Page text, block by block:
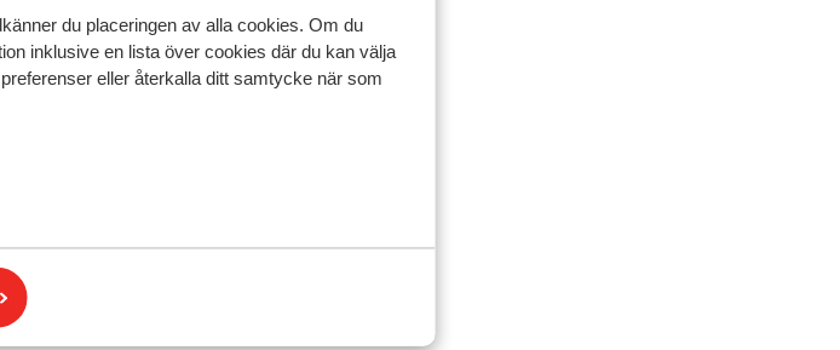
du placeringen av alla cookies. Om du
inklusive en lista över cookies där du kan välja
eller återkalla ditt samtycke när som
att du meddelar oss detta. Vi
för överföring.
kontakta oss för mer information.
i den normala transporten. Ibland
på standardtransfern. Att ta med